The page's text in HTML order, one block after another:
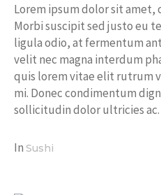
Lorem ipsum dolor sit
Morbi suscipit sed justo eu
ligula odio, at fermentum
velit nec magna interdum
quis lorem vitae elit rutrum
mi. Donec condimentum
sollicitudin dolor ultricies
In Sushi